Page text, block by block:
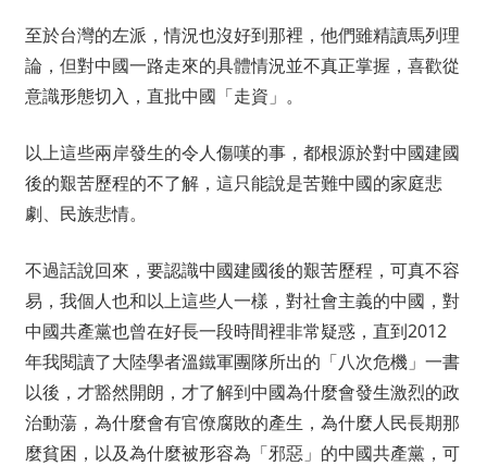
至於台灣的左派，情況也沒好到那裡，他們雖精讀馬列理
論，但對中國一路走來的具體情況並不真正掌握，喜歡從
意識形態切入，直批中國「走資」。
以上這些兩岸發生的令人傷嘆的事，都根源於對中國建國
後的艱苦歷程的不了解，這只能說是苦難中國的家庭悲
劇、民族悲情。
不過話說回來，要認識中國建國後的艱苦歷程，可真不容
易，我個人也和以上這些人一樣，對社會主義的中國，對
中國共產黨也曾在好長一段時間裡非常疑惑，直到2012
年我閱讀了大陸學者溫鐵軍團隊所出的「八次危機」一書
以後，才豁然開朗，才了解到中國為什麼會發生激烈的政
治動蕩，為什麼會有官僚腐敗的產生，為什麼人民長期那
麼貧困，以及為什麼被形容為「邪惡」的中國共產黨，可